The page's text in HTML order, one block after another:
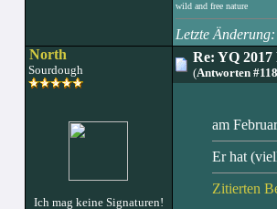
wild and free nature
Letzte
North
Sourdough
Ich mag keine Signaturen!
Re: YQ
(Antworten
am
Er hat
Zitierten